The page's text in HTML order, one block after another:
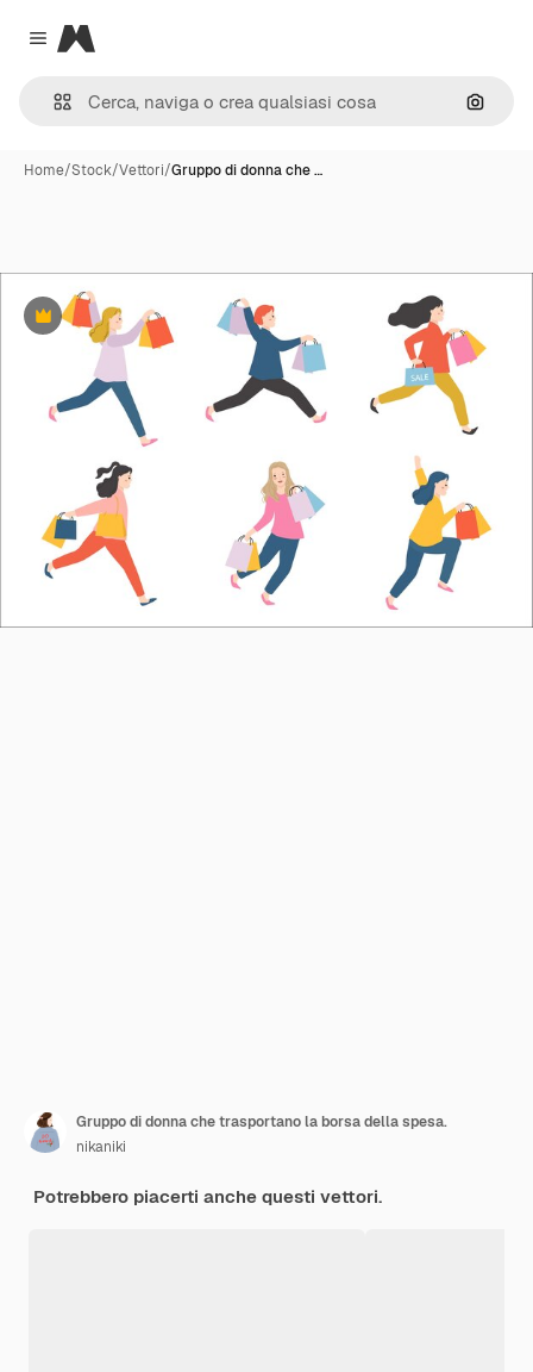
Close menu
Magnific
Cerca
Home/Stock/Vettori/Gruppo di donna che …
Premium
Gruppo di donna che trasportano la borsa della spesa.
nikaniki
Potrebbero piacerti anche questi vettori.